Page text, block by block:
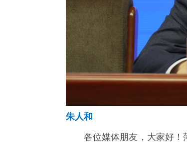
朱人和
各位媒体朋友，大家好！